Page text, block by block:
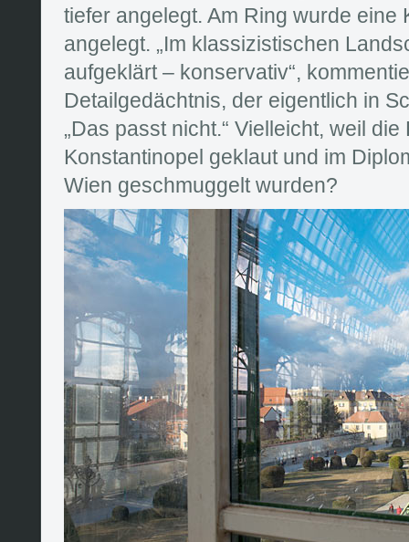
tiefer angelegt. Am Ring wurde eine
angelegt. „Im klassizistischen
aufgeklärt – konservativ“,
Detailgedächtnis, der eigentlich in
„Das passt nicht.“ Vielleicht, weil
Konstantinopel geklaut und im
Wien geschmuggelt wurden?